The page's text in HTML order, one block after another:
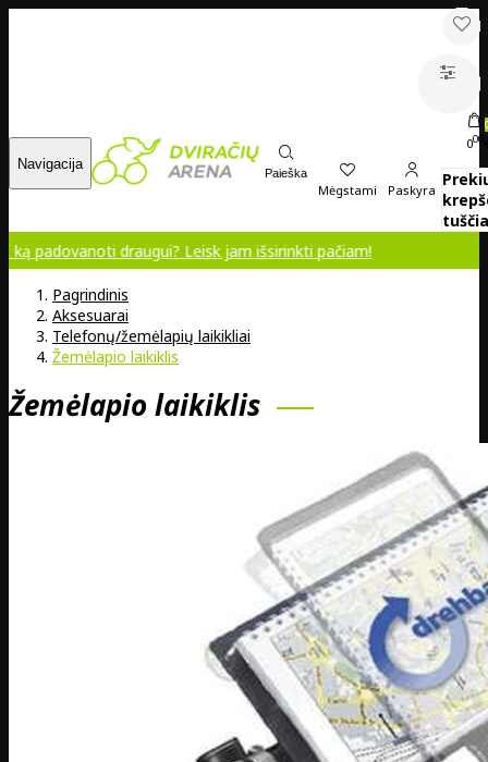
Navigacija
Paieška
Mėgstami Paskyra
000
draugui? Leisk jam išsirinkti pačiam!
Pagrindinis
Aksesuarai
Telefonų/žemėlapių laikikliai
Žemėlapio laikiklis
Žemėlapio laikiklis